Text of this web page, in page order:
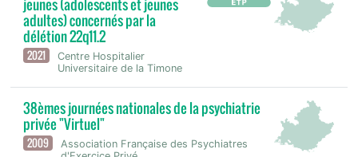
jeunes (adolescents et jeunes
adultes) concernés par la
délétion 22q11.2
2021
Centre Hospitalier
Universitaire de la Timone
38èmes journées nationales de la psychiatrie
privée "Virtuel"
2009
Association Française des Psychiatres